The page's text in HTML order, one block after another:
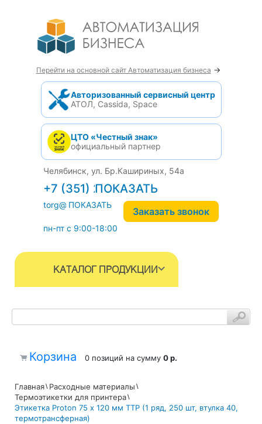
Перейти на основной сайт Автоматизация бизнеса →
Авторизованный сервисный центр
АТОЛ, Cassida, Space
ЦТО «Честный знак»
официальный партнер
Челябинск, ул. Бр.Кашириных, 54а
+7 (351) 242-04-09
torg@1cab.ru
Заказать звонок
пн-пт с 9:00-18:00
КАТАЛОГ ПРОДУКЦИИ
Корзина 0 позиций на сумму 0 р.
Главная Расходные материалы
Термоэтикетки для принтера
Этикетка Proton 75 х 120 мм TTP (1 ряд, 250 шт, втулка 40,
термотрансферная)